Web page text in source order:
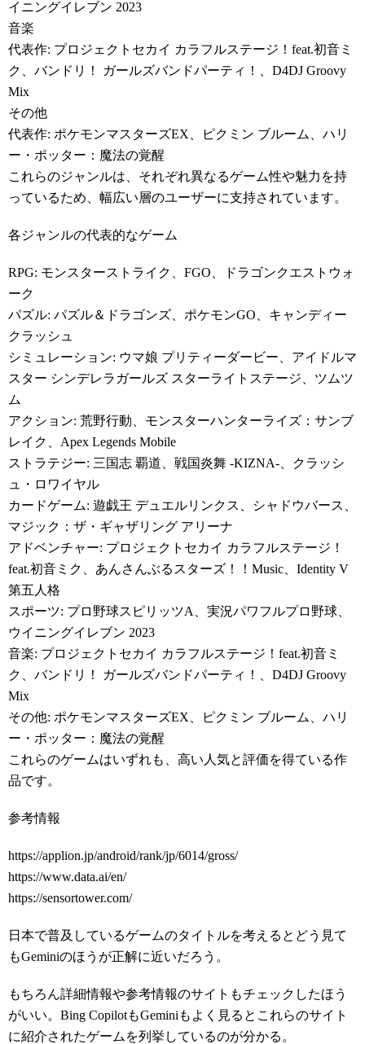
イニングイレブン 2023
音楽
代表作: プロジェクトセカイ カラフルステージ！feat.初音ミ
ク、バンドリ！ ガールズバンドパーティ！、D4DJ Groovy
Mix
その他
代表作: ポケモンマスターズEX、ピクミン ブルーム、ハリ
ー・ポッター：魔法の覚醒
これらのジャンルは、それぞれ異なるゲーム性や魅力を持
っているため、幅広い層のユーザーに支持されています。
各ジャンルの代表的なゲーム
RPG: モンスターストライク、FGO、ドラゴンクエストウォ
ーク
パズル: パズル＆ドラゴンズ、ポケモンGO、キャンディー
クラッシュ
シミュレーション: ウマ娘 プリティーダービー、アイドルマ
スター シンデレラガールズ スターライトステージ、ツムツ
ム
アクション: 荒野行動、モンスターハンターライズ：サンブ
レイク、Apex Legends Mobile
ストラテジー: 三国志 覇道、戦国炎舞 -KIZNA-、クラッシ
ュ・ロワイヤル
カードゲーム: 遊戯王 デュエルリンクス、シャドウバース、
マジック：ザ・ギャザリング アリーナ
アドベンチャー: プロジェクトセカイ カラフルステージ！
feat.初音ミク、あんさんぶるスターズ！！Music、Identity V
第五人格
スポーツ: プロ野球スピリッツA、実況パワフルプロ野球、
ウイニングイレブン 2023
音楽: プロジェクトセカイ カラフルステージ！feat.初音ミ
ク、バンドリ！ ガールズバンドパーティ！、D4DJ Groovy
Mix
その他: ポケモンマスターズEX、ピクミン ブルーム、ハリ
ー・ポッター：魔法の覚醒
これらのゲームはいずれも、高い人気と評価を得ている作
品です。
参考情報
https://applion.jp/android/rank/jp/6014/gross/
https://www.data.ai/en/
https://sensortower.com/
日本で普及しているゲームのタイトルを考えるとどう見て
もGeminiのほうが正解に近いだろう。
もちろん詳細情報や参考情報のサイトもチェックしたほう
がいい。Bing CopilotもGeminiもよく見るとこれらのサイト
に紹介されたゲームを列挙しているのが分かる。